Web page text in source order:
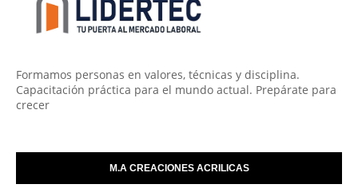
Formamos personas en valores, técnicas y disciplina.
Capacitación práctica para el mundo actual. Prepárate para
crecer
M.A CREACIONES ACRILICAS